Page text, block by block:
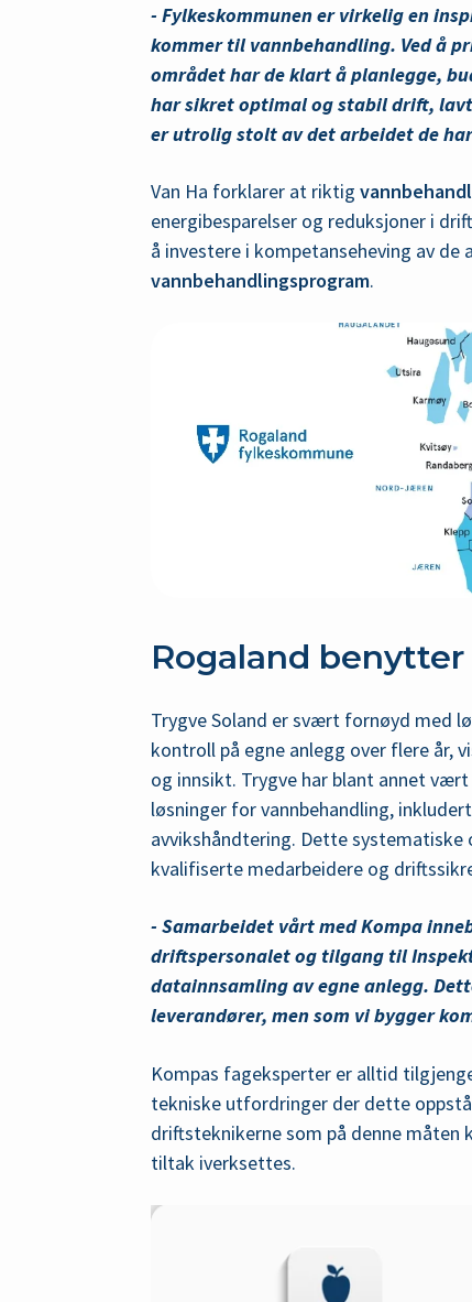
- Fylkeskommunen er virkelig en
kommer til vannbehandling. Ved å
området har de klart å planlegge,
har sikret optimal og stabil drift,
er utrolig stolt av det arbeidet de
Van Ha forklarer at riktig
energibesparelser og reduksjoner i
å investere i kompetanseheving av
vannbehandlingsprogram.
Rogaland
Trygve Soland er svært fornøyd med
kontroll på egne anlegg over flere år,
og innsikt. Trygve har blant annet
løsninger for vannbehandling,
avvikshåndtering. Dette
kvalifiserte medarbeidere og
- Samarbeidet vårt med Kompa
driftspersonalet og tilgang til
datainnsamling av egne anlegg.
leverandører, men som vi bygger
Kompas fageksperter er alltid
tekniske utfordringer der dette
driftsteknikerne som på denne måten
tiltak iverksettes.